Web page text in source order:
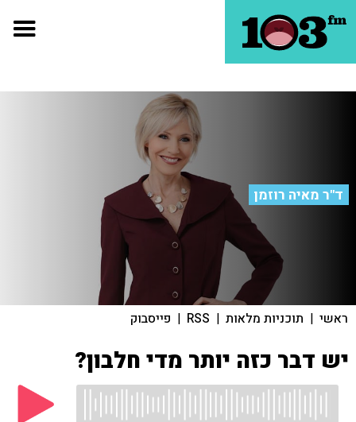
ד"ר מאיה רוזמן
ראשי | תוכניות מלאות |
RSS
| פייסבוק
יש דבר כזה יותר מדי חלבון?